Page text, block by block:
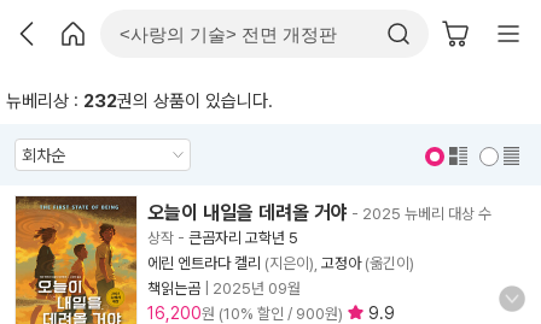
뉴베리상 : 232권의 상품이 있습니다.
오늘이 내일을 데려올 거야 - 2025 뉴베리 대상 수
상작 - 큰곰자리 고학년 5
에린 엔트라다 켈리 (지은이), 고정아(옮긴이)
책읽는곰
2025년 09월
16,200원 (10% 할인 / 900원) 9.9